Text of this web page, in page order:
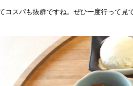
コスパも抜群ですね。ぜひ一度行って見